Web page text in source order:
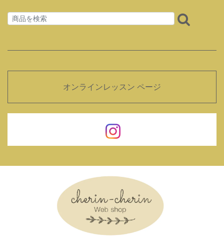
オンラインレッスン ページ